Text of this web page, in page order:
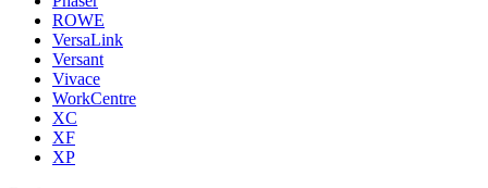
ROWE
VersaLink
Versant
Vivace
WorkCentre
XC
XF
XP